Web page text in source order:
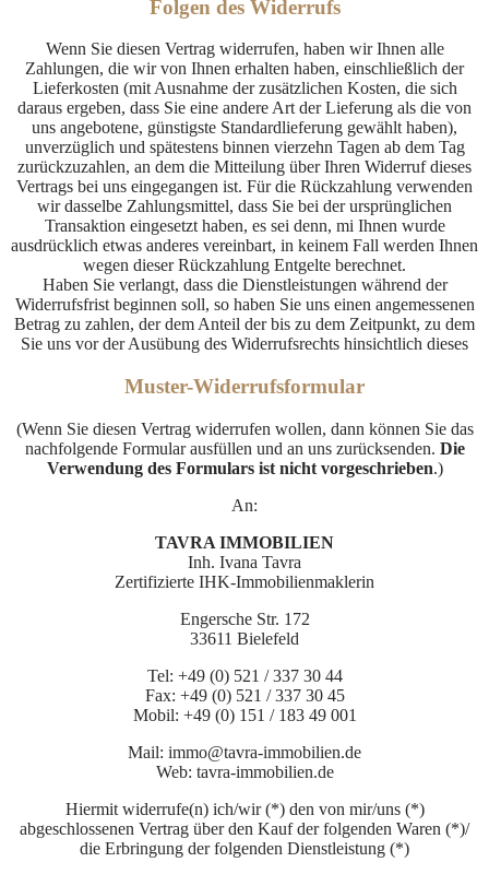
Folgen des Widerrufs
Wenn Sie diesen Vertrag widerrufen, haben wir Ihnen alle
Zahlungen, die wir von Ihnen erhalten haben, einschließlich der
Lieferkosten (mit Ausnahme der zusätzlichen Kosten, die sich
daraus ergeben, dass Sie eine andere Art der Lieferung als die von
uns angebotene, günstigste Standardlieferung gewählt haben),
unverzüglich und spätestens binnen vierzehn Tagen ab dem Tag
zurückzuzahlen, an dem die Mitteilung über Ihren Widerruf dieses
Vertrags bei uns eingegangen ist. Für die Rückzahlung verwenden
wir dasselbe Zahlungsmittel, dass Sie bei der ursprünglichen
Transaktion eingesetzt haben, es sei denn, mi Ihnen wurde
ausdrücklich etwas anderes vereinbart, in keinem Fall werden Ihnen
wegen dieser Rückzahlung Entgelte berechnet.
Haben Sie verlangt, dass die Dienstleistungen während der
Widerrufsfrist beginnen soll, so haben Sie uns einen angemessenen
Betrag zu zahlen, der dem Anteil der bis zu dem Zeitpunkt, zu dem
Sie uns vor der Ausübung des Widerrufsrechts hinsichtlich dieses
Muster-Widerrufsformular
(Wenn Sie diesen Vertrag widerrufen wollen, dann können Sie das
nachfolgende Formular ausfüllen und an uns zurücksenden. Die
Verwendung des Formulars ist nicht vorgeschrieben.)
An:
TAVRA IMMOBILIEN
Inh. Ivana Tavra
Zertifizierte IHK-Immobilienmaklerin
Engersche Str. 172
33611 Bielefeld
Tel: +49 (0) 521 / 337 30 44
Fax: +49 (0) 521 / 337 30 45
Mobil: +49 (0) 151 / 183 49 001
Mail: immo@tavra-immobilien.de
Web: tavra-immobilien.de
Hiermit widerrufe(n) ich/wir (*) den von mir/uns (*)
abgeschlossenen Vertrag über den Kauf der folgenden Waren (*)/
die Erbringung der folgenden Dienstleistung (*)